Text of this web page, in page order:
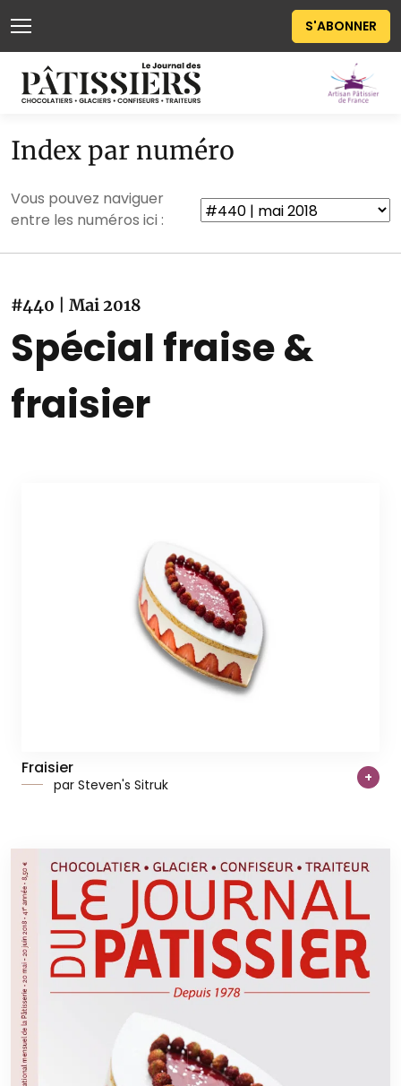
S'ABONNER
Index par numéro
Vous pouvez naviguer
entre les numéros ici :
#440 | Mai 2018
Spécial fraise &
fraisier
Fraisier
par Steven's Sitruk +